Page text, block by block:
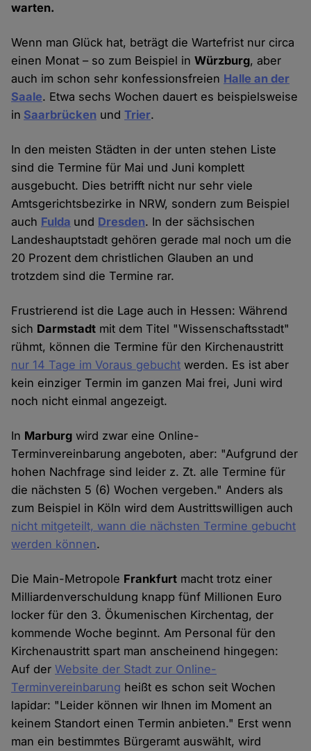
warten.
Wenn man Glück hat, beträgt die Wartefrist nur circa
einen Monat – so zum Beispiel inWürzburg, aber
auch im schon sehr konfessionsfreien Halle an der
Saale. Etwa sechs Wochen dauert es beispielsweise
in Saarbrücken undTrier.
In den meisten Städten in der unten stehen Liste
sind die Termine für Mai und Juni komplett
ausgebucht. Dies betrifft nicht nur sehr viele
Amtsgerichtsbezirke in NRW, sondern zum Beispiel
auch Fulda und Dresden. In der sächsischen
Landeshauptstadt gehören gerade mal noch um die
20 Prozent dem christlichen Glauben an und
trotzdem sind die Termine rar.
Frustrierend ist die Lage auch in Hessen: Während
sich Darmstadt mit dem Titel "Wissenschaftsstadt"
rühmt, können die Termine für den Kirchenaustritt
nur 14 Tage im Voraus gebucht werden. Es ist aber
kein einziger Termin im ganzen Mai frei, Juni wird
noch nicht einmal angezeigt.
In Marburg wird zwar eine Online-
Terminvereinbarung angeboten, aber: "Aufgrund der
hohen Nachfrage sind leider z. Zt. alle Termine für
die nächsten 5 (6) Wochen vergeben." Anders als
zum Beispiel in Köln wird dem Austrittswilligen auch
nicht mitgeteilt, wann die nächsten Termine gebucht
werden können.
Die Main-Metropole Frankfurt macht trotz einer
Milliardenverschuldung knapp fünf Millionen Euro
locker für den 3. Ökumenischen Kirchentag, der
kommende Woche beginnt. Am Personal für den
Kirchenaustritt spart man anscheinend hingegen:
Auf derWebsite der Stadt zur Online-
Terminvereinbarung heißt es schon seit Wochen
lapidar: "Leider können wir Ihnen im Moment an
keinem Standort einen Termin anbieten." Erst wenn
man ein bestimmtes Bürgeramt auswählt, wird